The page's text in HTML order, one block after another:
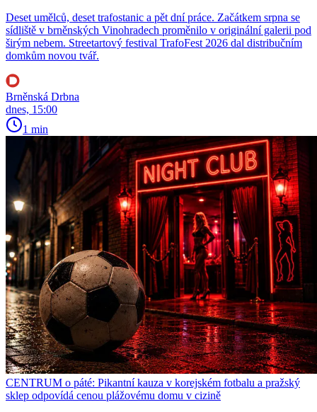
Deset umělců, deset trafostanic a pět dní práce. Začátkem srpna se
sídliště v brněnských Vinohradech proměnilo v originální galerii pod
širým nebem. Streetartový festival TrafoFest 2026 dal distribučním
domkům novou tvář.
Brněnská Drbna
dnes, 15:00
1 min
CENTRUM o páté: Pikantní kauza v korejském fotbalu a pražský
sklep odpovídá cenou plážovému domu v cizině